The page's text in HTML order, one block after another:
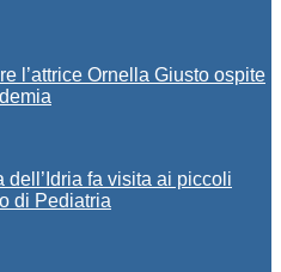
l’attrice Ornella Giusto ospite
dell’Idria fa visita ai piccoli
di Pediatria